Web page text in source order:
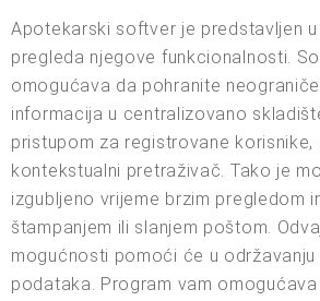
Apotekarski softver je predstavljen
pregleda njegove funkcionalnosti.
omogućava da pohranite
informacija u centralizovano
pristupom za registrovane korisnike,
kontekstualni pretraživač. Tako je
izgubljeno vrijeme brzim pregledom
štampanjem ili slanjem poštom.
mogućnosti pomoći će u
podataka. Program vam